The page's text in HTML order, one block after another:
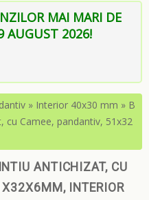
MAI MARI DE
AUGUST 2026!
» Interior 40x30 mm » B
cu Camee, pandantiv, 51x32
ANTICHIZAT, CU
INTERIOR